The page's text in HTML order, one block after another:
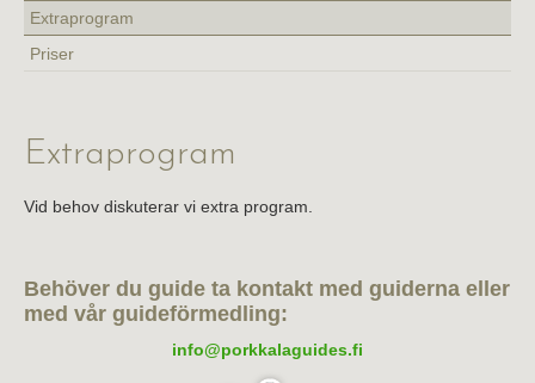
Extraprogram
Priser
Extraprogram
Vid behov diskuterar vi extra program.
Behöver du guide ta kontakt med guiderna eller
med vår guideförmedling:
info@porkkalaguides.fi